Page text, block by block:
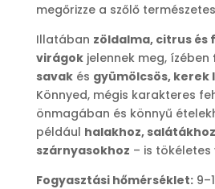
megőrizze a szőlő
Illatában zöldalma, citrus és
virágokjelennek meg, ízében
savakés gyümölcsös, kerek
Könnyed, mégis karakteres
önmagában és könnyű
például halakhoz,
szárnyasokhoz – is tökéletes
Fogyasztási hőmérséklet: